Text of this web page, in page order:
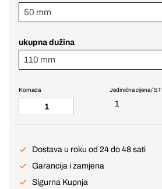
50 mm
ukupna dužina
110 mm
Jedinična cijena / ST
1
Komada
Dostava u roku od 24 do 48 sati
Garancija i zamjena
Sigurna Kupnja